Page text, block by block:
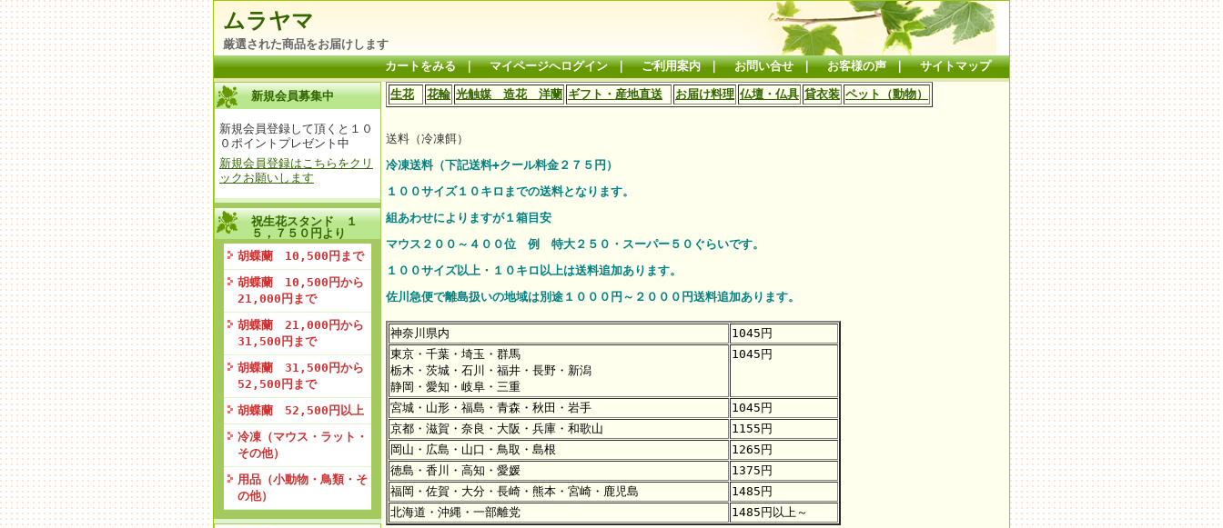
ムラヤマ
厳選された商品をお届けします
カートをみる｜ マイページへログイン｜ ご利用案内｜ お問い合せ｜ お客様の声｜ サイトマップ
新規会員募集中
新規会員登録して頂くと１０
０ポイントプレゼント中
新規会員登録はこちらをクリ
ックお願いします
祝生花スタンド １
５，７５０円より
胡蝶蘭 10,500円まで
胡蝶蘭 10,500円から
21,000円まで
胡蝶蘭 21,000円から
31,500円まで
胡蝶蘭 31,500円から
52,500円まで
胡蝶蘭 52,500円以上
冷凍（マウス・ラット・
その他）
用品（小動物・鳥類・そ
の他）
生花 花輪 光触媒 造花 洋蘭 ギフト・産地直送 お届け料理 仏壇・仏具 貸衣装 ペット（動物）
送料（冷凍餌）
冷凍送料（下記送料+クール料金２７５円）
１００サイズ１０キロまでの送料となります。
組あわせによりますが１箱目安
マウス２００～４００位 例 特大２５０・スーパー５０ぐらいです。
１００サイズ以上・１０キロ以上は送料追加あります。
佐川急便で離島扱いの地域は別途１０００円～２０００円送料追加あります。
神奈川県内
1045円
東京・千葉・埼玉・群馬
栃木・茨城・石川・福井・長野・新潟
静岡・愛知・岐阜・三重
1045円
宮城・山形・福島・青森・秋田・岩手
1045円
京都・滋賀・奈良・大阪・兵庫・和歌山
1155円
岡山・広島・山口・鳥取・島根
1265円
徳島・香川・高知・愛媛
1375円
福岡・佐賀・大分・長崎・熊本・宮崎・鹿児島
1485円
北海道・沖縄・一部離党
1485円以上～